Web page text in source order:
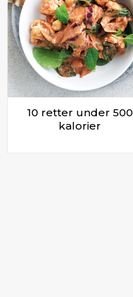
10 retter under 500
kalorier